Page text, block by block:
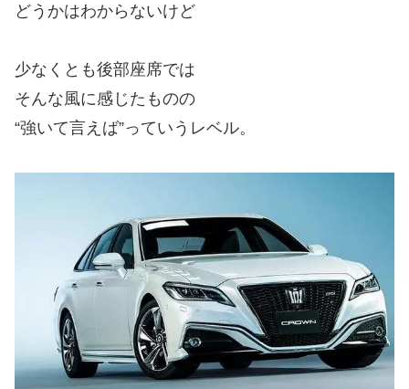
どうかはわからないけど
少なくとも後部座席では
そんな風に感じたものの
“強いて言えば”っていうレベル。